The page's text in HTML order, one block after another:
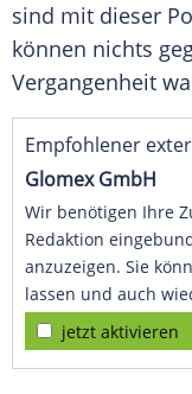
sind mit dieser
können nichts
Vergangenheit
Empfohlener
Glomex GmbH
Wir benötigen Ihre
Redaktion
anzuzeigen. Sie
lassen und auch
jetzt aktivieren